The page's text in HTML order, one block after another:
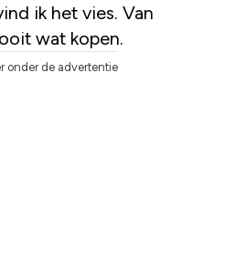
ik het vies. Van
wat kopen.
onder de advertentie